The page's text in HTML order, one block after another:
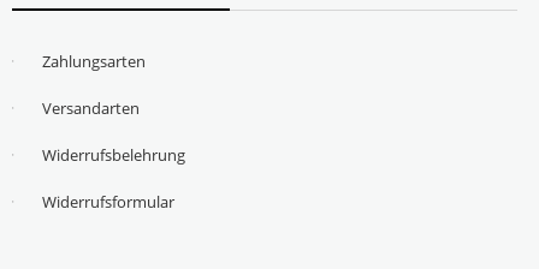
Zahlungsarten
Versandarten
Widerrufsbelehrung
Widerrufsformular